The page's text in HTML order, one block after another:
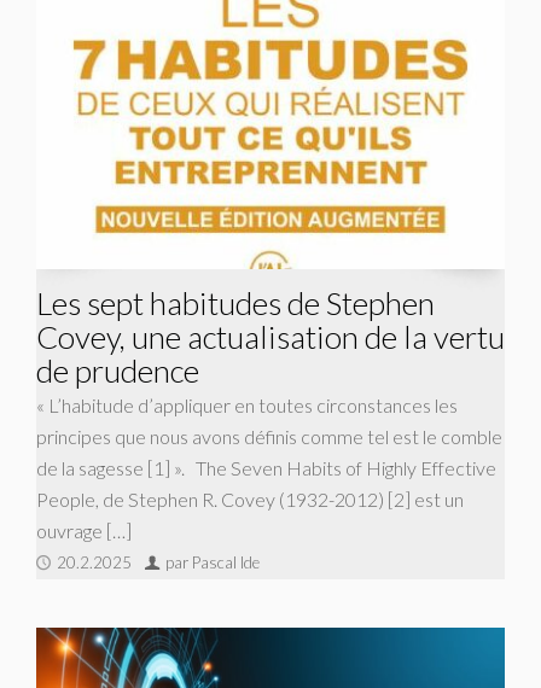
Les sept habitudes de Stephen
Covey, une actualisation de la vertu
de prudence
« L’habitude d’appliquer en toutes circonstances les
principes que nous avons définis comme tel est le comble
de la sagesse [1] ». The Seven Habits of Highly Effective
People, de Stephen R. Covey (1932-2012) [2] est un
ouvrage […]
20.2.2025 par Pascal Ide